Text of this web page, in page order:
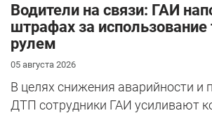
Водители на связи: ГАИ
штрафах за использование
рулем
05 августа 2026
В целях снижения аварийности и
ДТП сотрудники ГАИ усиливают